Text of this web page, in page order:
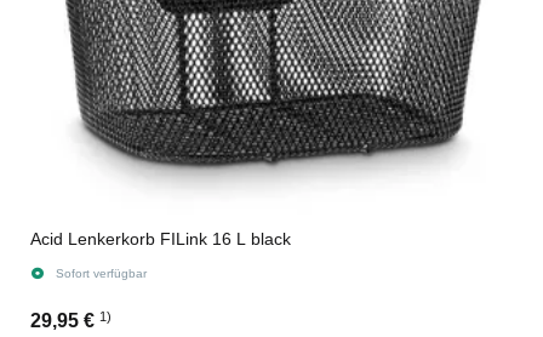
Acid Lenkerkorb FILink 16 L black
Sofort verfügbar
29,95 € 1)